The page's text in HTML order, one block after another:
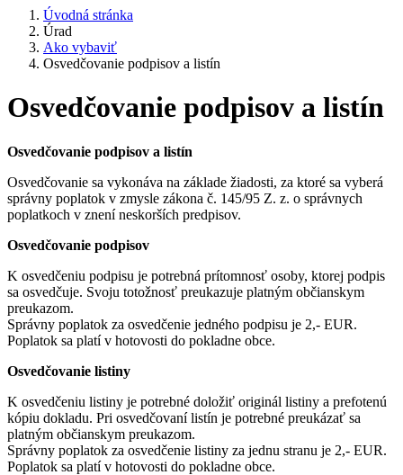
Úvodná stránka
Úrad
Ako vybaviť
Osvedčovanie podpisov a listín
Osvedčovanie podpisov a listín
Osvedčovanie podpisov a listín
Osvedčovanie sa vykonáva na základe žiadosti, za ktoré sa vyberá
správny poplatok v zmysle zákona č. 145/95 Z. z. o správnych
poplatkoch v znení neskorších predpisov.
Osvedčovanie podpisov
K osvedčeniu podpisu je potrebná prítomnosť osoby, ktorej podpis
sa osvedčuje. Svoju totožnosť preukazuje platným občianskym
preukazom.
Správny poplatok za osvedčenie jedného podpisu je 2,- EUR.
Poplatok sa platí v hotovosti do pokladne obce.
Osvedčovanie listiny
K osvedčeniu listiny je potrebné doložiť originál listiny a prefotenú
kópiu dokladu. Pri osvedčovaní listín je potrebné preukázať sa
platným občianskym preukazom.
Správny poplatok za osvedčenie listiny za jednu stranu je 2,- EUR.
Poplatok sa platí v hotovosti do pokladne obce.